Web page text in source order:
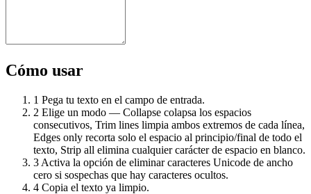
Cómo usar
1 Pega tu texto en el campo de entrada.
2 Elige un modo — Collapse colapsa los espacios
consecutivos, Trim lines limpia ambos extremos de cada línea,
Edges only recorta solo el espacio al principio/final de todo el
texto, Strip all elimina cualquier carácter de espacio en blanco.
3 Activa la opción de eliminar caracteres Unicode de ancho
cero si sospechas que hay caracteres ocultos.
4 Copia el texto ya limpio.